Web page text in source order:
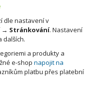
dle nastavení v
→ Stránkování. Nastavení
dalších.
a produkty a
e-shop napojit na
platbu přes platební